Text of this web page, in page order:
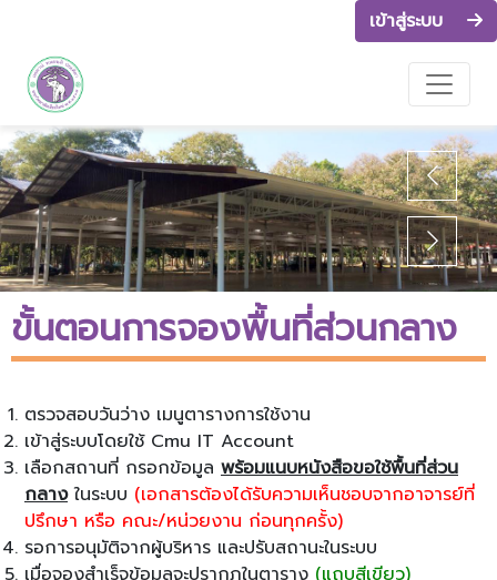
เข้าสู่ระบบ
ขั้นตอนการจองพื้นที่ส่วนกลาง
ตรวจสอบวันว่าง เมนูตารางการใช้งาน
เข้าสู่ระบบโดยใช้ Cmu IT Account
เลือกสถานที่ กรอกข้อมูล พร้อมแนบหนังสือขอใช้พื้นที่ส่วน
กลางในระบบ (เอกสารต้องได้รับความเห็นชอบจากอาจารย์ที่
ปรึกษา หรือ คณะ/หน่วยงาน ก่อนทุกครั้ง)
รอการอนุมัติจากผู้บริหาร และปรับสถานะในระบบ
เมื่อจองสำเร็จข้อมูลจะปรากฎในตาราง (แถบสีเขียว)